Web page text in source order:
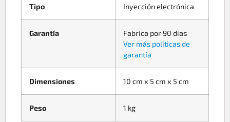
Tipo Inyección electrónica
Garantía
Fabrica por 90 dias
Ver más políticas de
garantía
Dimensiones 10 cm x 5 cm x 5 cm
Peso 1 kg